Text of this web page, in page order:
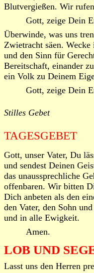
Blutvergießen. Wir
Gott, zeige Dein
Überwinde, was uns
Zwietracht säen.
und den Sinn für
Bereitschaft, einander
ein Volk zu Deinem
Gott, zeige Dein
Stilles Gebet
TAGESGEBET
Gott, unser Vater, Du
und sendest Deinen
das unaussprechliche
offenbaren. Wir bitten
Dich anbeten als den
den Vater, den Sohn
und in alle Ewigkeit.
Amen.
LOB UND
Lasst uns den Herren